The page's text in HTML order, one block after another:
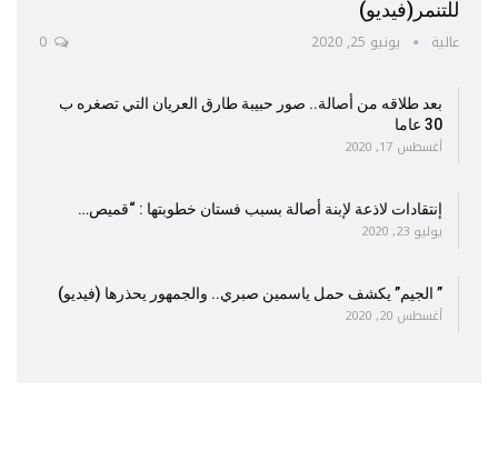
للتنمر(فيديو)
عالية يونيو 25, 2020
بعد طلاقه من أصالة.. صور حبيبة طارق العريان التي تصغره ب
30 عاما
أغسطس 17, 2020
إنتقادات لاذعة لإبنة أصالة بسبب فستان خطوبتها : “قميص…
يوليو 23, 2020
” الجيم” يكشف حمل ياسمين صبري.. والجمهور يحذرها (فيديو)
أغسطس 20, 2020